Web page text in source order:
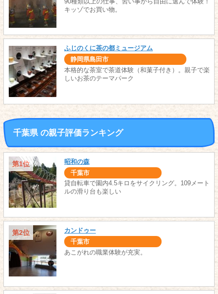
キッゾでお買い物。
ふじのくに茶の都ミュージアム
静岡県島田市
本格的な茶室で茶道体験（和菓子付き）。親子で楽
しいお茶のテーマパーク
千葉県 の親子評価ランキング
第1位 昭和の森
千葉市
貸自転車で園内4.5キロをサイクリング。109メート
ルの滑り台も楽しい
第2位 カンドゥー
千葉市
あこがれの職業体験が充実。